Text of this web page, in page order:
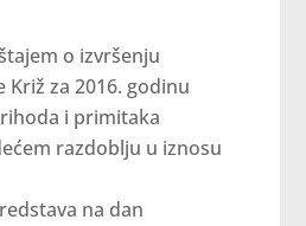
o izvršenju
Križ za 2016. godinu
i primitaka
razdoblju u iznosu
na dan